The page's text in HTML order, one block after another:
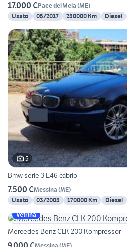
17.000 €Pace del Mela (ME)
Usato
05/2017 250000 Km Diesel
5
Bmw serie 3 E46 cabrio
7.500 €Messina (ME)
Usato
03/2005 170000 Km Diesel
Vetrina
Mercedes Benz CLK 200 Kompressor
Messina (ME)